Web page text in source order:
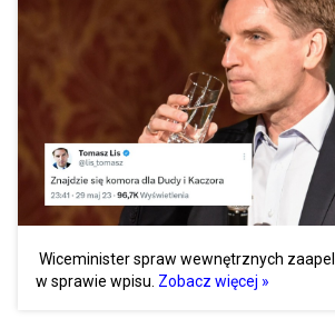
Wiceminister spraw wewnętrznych
w sprawie wpisu. Zobacz więcej »